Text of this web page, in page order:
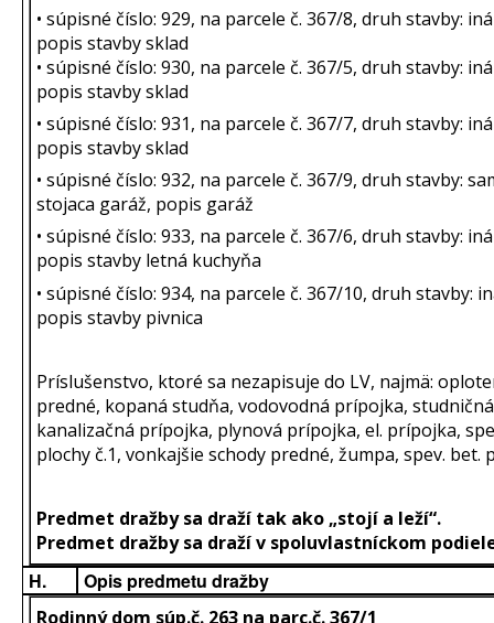
• súpisné číslo: 929, na parcele č. 367/8, druh stavby:
popis stavby sklad
• súpisné číslo: 930, na parcele č. 367/5, druh stavby:
popis stavby sklad
• súpisné číslo: 931, na parcele č. 367/7, druh stavby:
popis stavby sklad
• súpisné číslo: 932, na parcele č. 367/9, druh stavby:
stojaca garáž, popis garáž
• súpisné číslo: 933, na parcele č. 367/6, druh stavby:
popis stavby letná kuchyňa
• súpisné číslo: 934, na parcele č. 367/10, druh stavby:
popis stavby pivnica
Príslušenstvo, ktoré sa nezapisuje do LV, najmä:
predné, kopaná studňa, vodovodná prípojka,
kanalizačná prípojka, plynová prípojka, el. prípojka,
plochy č.1, vonkajšie schody predné, žumpa, spev. bet.
Predmet dražby sa draží tak ako „stojí a leží“.
Predmet dražby sa draží v spoluvlastníckom
H. Opis predmetu dražby
Rodinný dom súp.č. 263 na parc.č. 367/1